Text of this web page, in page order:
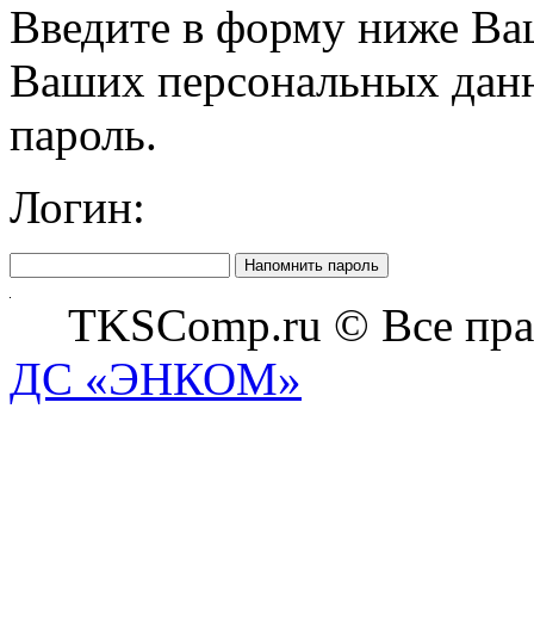
Введите в форму ниже
Ваших персональных
пароль.
Логин:
Напомнить пароль
TKSComp.ru © Все
ДС «ЭНКОМ»